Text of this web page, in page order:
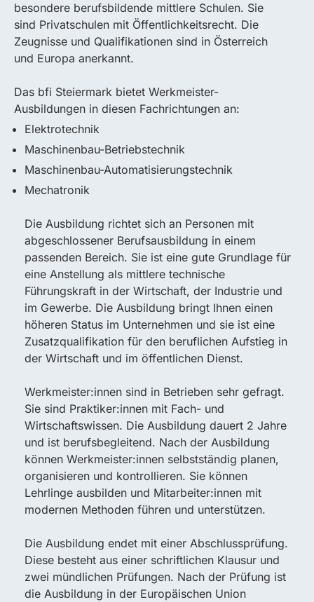
besondere berufsbildende mittlere Schulen. Sie
sind Privatschulen mit Öffentlichkeitsrecht. Die
Zeugnisse und Qualifikationen sind in Österreich
und Europa anerkannt.
Das bfi Steiermark bietet Werkmeister-
Ausbildungen in diesen Fachrichtungen an:
Elektrotechnik
Maschinenbau-Betriebstechnik
Maschinenbau-Automatisierungstechnik
Mechatronik
Die Ausbildung richtet sich an Personen mit
abgeschlossener Berufsausbildung in einem
passenden Bereich. Sie ist eine gute Grundlage für
eine Anstellung als mittlere technische
Führungskraft in der Wirtschaft, der Industrie und
im Gewerbe. Die Ausbildung bringt Ihnen einen
höheren Status im Unternehmen und sie ist eine
Zusatzqualifikation für den beruflichen Aufstieg in
der Wirtschaft und im öffentlichen Dienst.
Werkmeister:innen sind in Betrieben sehr gefragt.
Sie sind Praktiker:innen mit Fach- und
Wirtschaftswissen. Die Ausbildung dauert 2 Jahre
und ist berufsbegleitend. Nach der Ausbildung
können Werkmeister:innen selbstständig planen,
organisieren und kontrollieren. Sie können
Lehrlinge ausbilden und Mitarbeiter:innen mit
modernen Methoden führen und unterstützen.
Die Ausbildung endet mit einer Abschlussprüfung.
Diese besteht aus einer schriftlichen Klausur und
zwei mündlichen Prüfungen. Nach der Prüfung ist
die Ausbildung in der Europäischen Union